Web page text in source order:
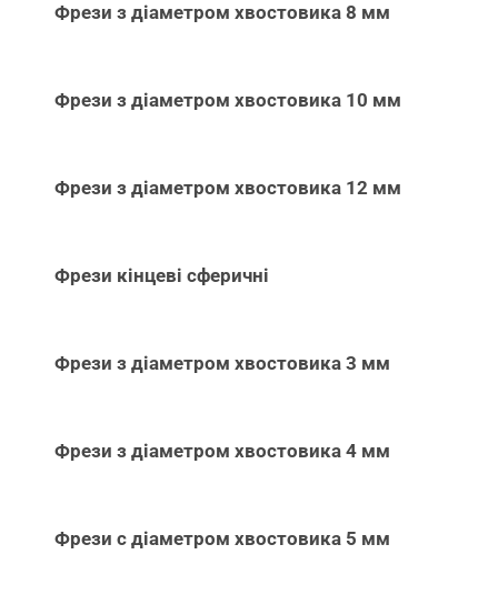
Фрези з діаметром хвостовика 8 мм
Фрези з діаметром хвостовика 10 мм
Фрези з діаметром хвостовика 12 мм
Фрези кінцеві сферичні
Фрези з діаметром хвостовика 3 мм
Фрези з діаметром хвостовика 4 мм
Фрези с діаметром хвостовика 5 мм